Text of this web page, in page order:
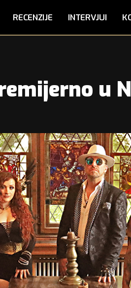
RECENZIJE INTERVJUI
u